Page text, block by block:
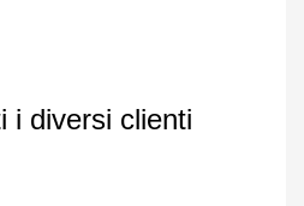
i diversi clienti